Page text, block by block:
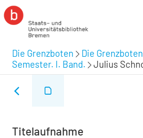
Die Grenzboten Die Grenzboten
Semester. I. Band.
Julius
Titelaufnahme